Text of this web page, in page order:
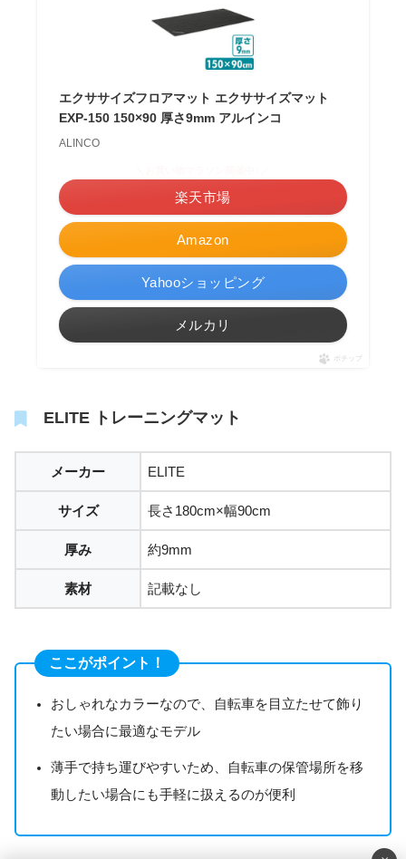
エクササイズフロアマット エクササイズマット
EXP-150 150×90 厚さ9mm アルインコ
ALINCO
Amazon
楽天市場
Yahooショッピング
メルカリ
ポチップ
ELITE トレーニングマット
メーカー ELITE
サイズ 長さ180cm×幅90cm
厚み 約9mm
素材 記載なし
ここがポイント！
おしゃれなカラーなので、自転車を目立たせて飾り
たい場合に最適なモデル
薄手で持ち運びやすいため、自転車の保管場所を移
動したい場合にも手軽に扱えるのが便利